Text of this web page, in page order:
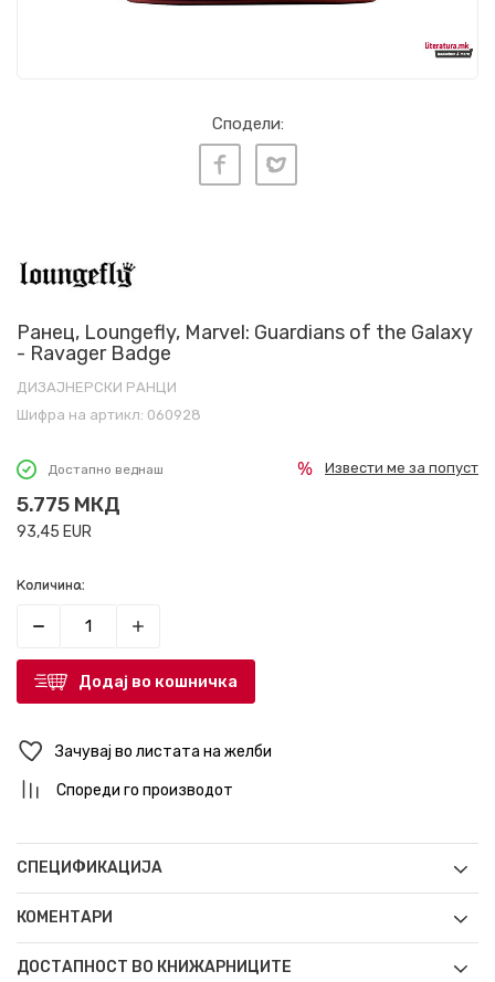
Сподели:
Ранец, Loungefly, Marvel: Guardians of the Galaxy
- Ravager Badge
ДИЗАЈНЕРСКИ РАНЦИ
Шифра на артикл: 060928
Достапно веднаш
5.775 МКД
93,45 EUR
Извести ме за попуст
Количина:
Додај во кошничка
Зачувај во листата на желби
Спореди го производот
СПЕЦИФИКАЦИЈА
КОМЕНТАРИ
ДОСТАПНОСТ ВО КНИЖАРНИЦИТЕ